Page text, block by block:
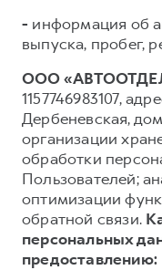
- информация об
выпуска, пробег,
ООО
1157746983107,
Дербеневская,
организации
обработки
Пользователей;
оптимизации
обратной связи.
персональных
предоставлению: